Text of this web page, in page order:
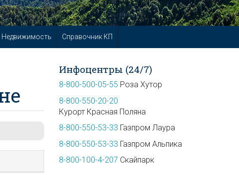
Недвижимость Справочник КП
Инфоцентры (24/7)
8-800-500-05-55 Роза Хутор
8-800-550-20-20
Курорт Красная Поляна
8-800-550-53-33 Газпром Лаура
8-800-550-53-33 Газпром Альпика
8-800-100-4-207 Скайпарк